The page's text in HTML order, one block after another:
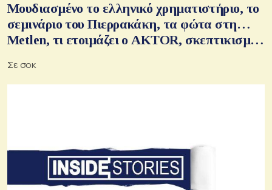
Μουδιασμένο το ελληνικό χρηματιστήριο, το
σεμινάριο του Πιερρακάκη, τα φώτα στη…
Metlen, τι ετοιμάζει ο AKTOR, σκεπτικισμός
Σε σοκ